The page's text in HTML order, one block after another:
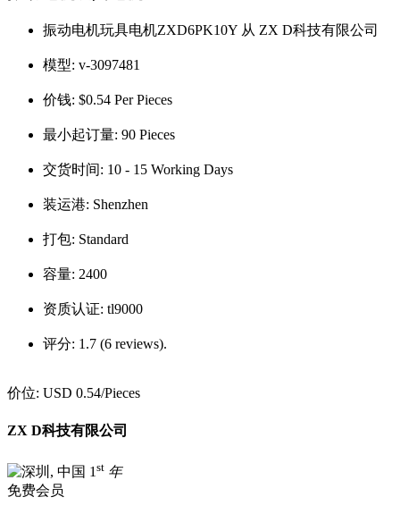
振动电机玩具电机ZXD6PK10Y 从 ZX D科技有限公司
模型: v-3097481
价钱: $0.54 Per Pieces
最小起订量: 90 Pieces
交货时间: 10 - 15 Working Days
装运港: Shenzhen
打包: Standard
容量: 2400
资质认证: tl9000
评分: 1.7 (6 reviews).
价位: USD 0.54/Pieces
ZX D科技有限公司
1 st 年
免费会员